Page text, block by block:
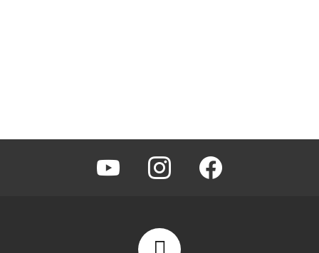
facebook
instagram